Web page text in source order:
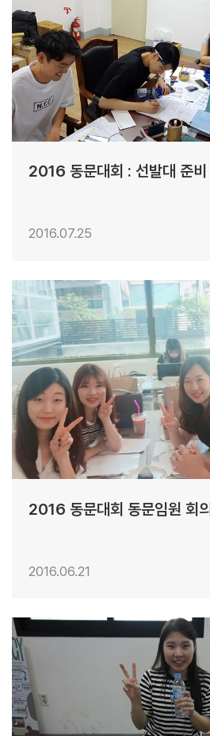
2016 동문대회 : 선발대 준비
2016.07.25
29
2016 동문대회 동문임원 회의
2016.06.21
28